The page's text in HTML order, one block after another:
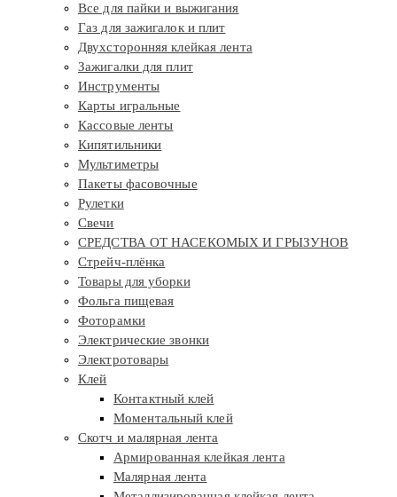
Все для пайки и выжигания
Газ для зажигалок и плит
Двухсторонняя клейкая лента
Зажигалки для плит
Инструменты
Карты игральные
Кассовые ленты
Кипятильники
Мультиметры
Пакеты фасовочные
Рулетки
Свечи
СРЕДСТВА ОТ НАСЕКОМЫХ И ГРЫЗУНОВ
Стрейч-плёнка
Товары для уборки
Фольга пищевая
Фоторамки
Электрические звонки
Электротовары
Клей
Контактный клей
Моментальный клей
Скотч и малярная лента
Армированная клейкая лента
Малярная лента